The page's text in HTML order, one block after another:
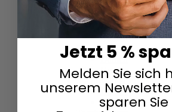
Herren
Solaruhren
Herren
Damen
Sportuhren
Damen
Herren
Swarovski & Edelsteine
Damen
Herren
Jetzt 5 %
Melden Sie sich
unserem
sparen Sie